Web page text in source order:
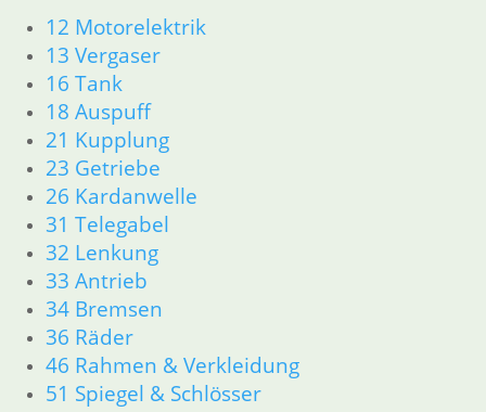
12 Motorelektrik
13 Vergaser
16 Tank
18 Auspuff
21 Kupplung
23 Getriebe
26 Kardanwelle
31 Telegabel
32 Lenkung
33 Antrieb
34 Bremsen
36 Räder
46 Rahmen & Verkleidung
51 Spiegel & Schlösser
Kolben/Kolbenringe
Zylinderkopf
12 Motorelektrik
13 Vergaser
16 Tank
18 Auspuff
21 Kupplung
23 Getriebe
26 Kardanwelle
31 Telegabel
32 Lenkung
33 Antrieb
34 Bremsen
36 Räder
46 Rahmen & Verkleidung